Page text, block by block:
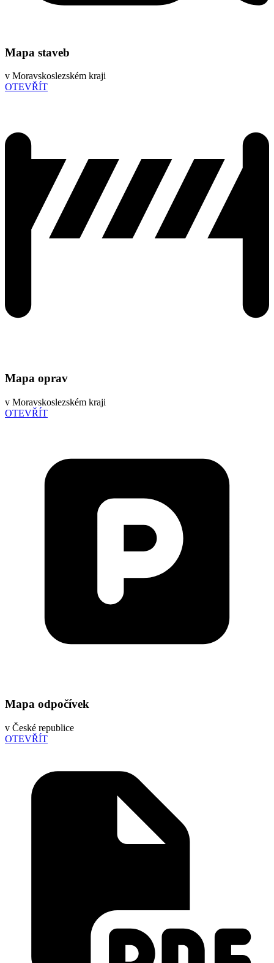
Mapa staveb
v Moravskoslezském kraji
OTEVŘÍT
Mapa oprav
v Moravskoslezském kraji
OTEVŘÍT
Mapa odpočívek
v České republice
OTEVŘÍT